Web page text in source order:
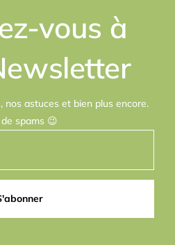
vous à
nos astuces et bien plus encore.
spams 😉